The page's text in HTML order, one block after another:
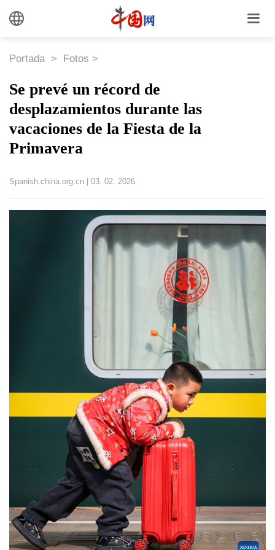
Portada > Fotos >
Se prevé un récord de
desplazamientos durante las
vacaciones de la Fiesta de la
Primavera
Spanish.china.org.cn 03. 02. 2026